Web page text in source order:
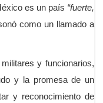
es un país “fuerte,
como un llamado a
y funcionarios,
y la promesa de un
y reconocimiento de